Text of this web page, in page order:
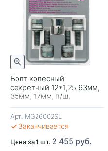
Болт колесный
секретный 12*1,25 63мм,
35мм, 17мм, п/ш,
MG26002SL McGard
Арт: MG26002SL
Заканчивается
Цена за 1 шт. 2 455 руб.
Быстрый просмотр